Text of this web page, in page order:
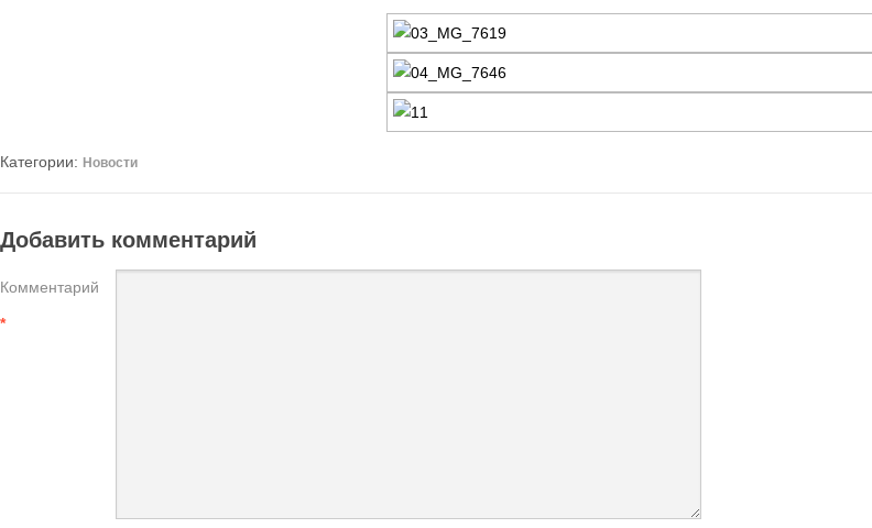
Категории: Новости
Добавить комментарий
Комментарий
*